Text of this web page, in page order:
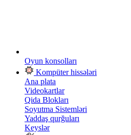
Oyun konsolları
Kompüter hissələri
Ana plata
Videokartlar
Qida Blokları
Soyutma Sistemləri
Yaddaş qurğuları
Keyslər